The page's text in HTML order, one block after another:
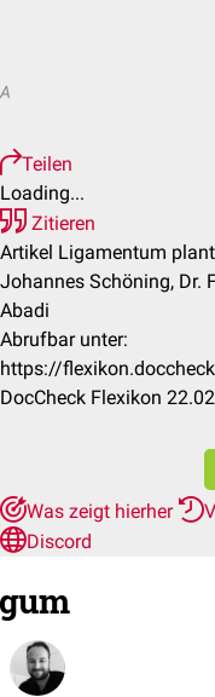
A
Teilen
Loading...
Zitieren
Artikel Ligamentum
Johannes Schöning, Dr.
Abadi
Abrufbar unter:
https://
DocCheck Flexikon
Was zeigt hierher
Discord